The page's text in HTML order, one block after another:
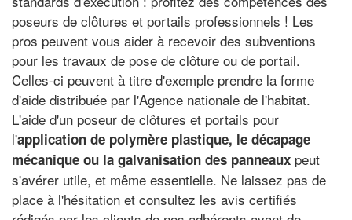
poseurs de clôtures et portails professionnels ! Les
pros peuvent vous aider à recevoir des subventions
pour les travaux de pose de clôture ou de portail.
Celles-ci peuvent à titre d'exemple prendre la forme
d'aide distribuée par l'Agence nationale de l'habitat.
L'aide d'un poseur de clôtures et portails pour
l'application de polymère plastique, le décapage
mécanique ou la galvanisation des panneaux peut
s'avérer utile, et même essentielle. Ne laissez pas de
place à l'hésitation et consultez les avis certifiés